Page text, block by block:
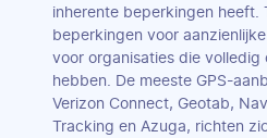
inherente beperkingen heeft.
beperkingen voor
voor organisaties die volledig
hebben. De meeste GPS-
Verizon Connect, Geotab,
Tracking en Azuga, richten